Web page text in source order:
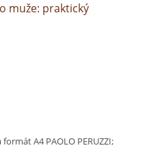
muže: praktický
A4 PAOLO PERUZZI;